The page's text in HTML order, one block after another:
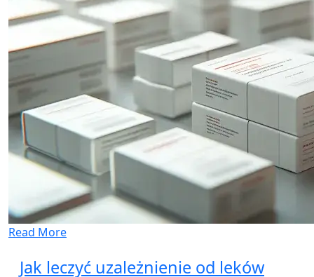
Read More
Jak leczyć uzależnienie od leków